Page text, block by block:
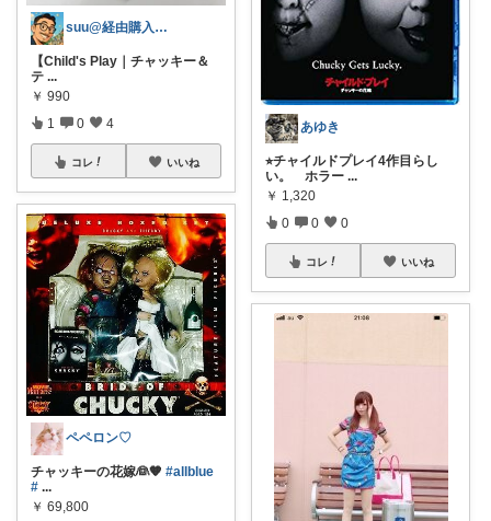
suu@経由購入感謝🙇
【Child's Play｜チャッキー＆
テ ...
￥ 990
1 0 4
コレ いいね
ペペロン♡
チャッキーの花嫁👰🧡 #allblue
# ...
￥ 69,800
あゆき
⭐︎チャイルドプレイ4作目らし
い。 ホラー ...
￥ 1,320
0 0 0
コレ いいね